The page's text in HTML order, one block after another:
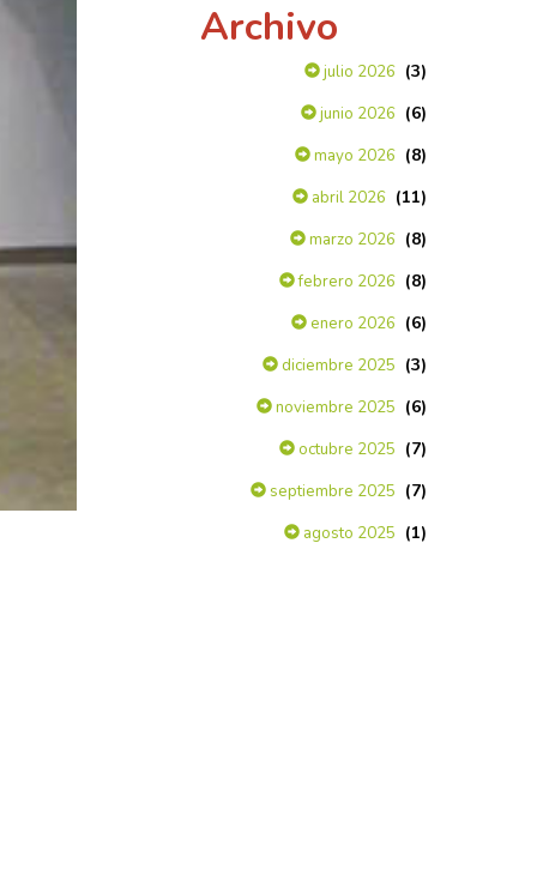
Archivo
julio 2026 (3)
junio 2026 (6)
mayo 2026 (8)
abril 2026 (11)
marzo 2026 (8)
febrero 2026 (8)
enero 2026 (6)
diciembre 2025 (3)
noviembre 2025 (6)
octubre 2025 (7)
septiembre 2025 (7)
agosto 2025 (1)